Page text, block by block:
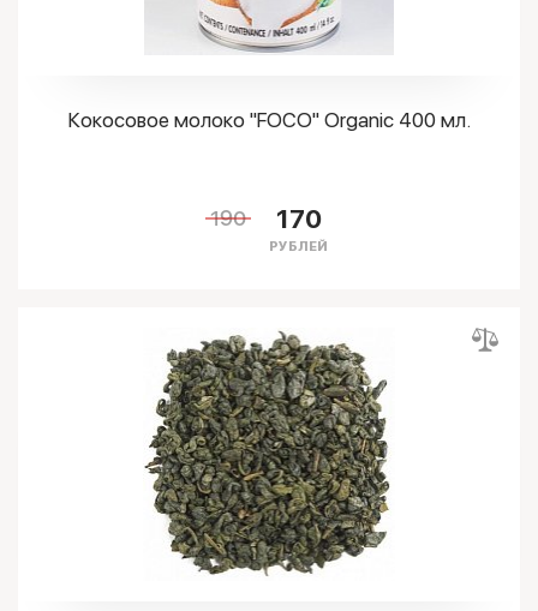
Кокосовое молоко "FOCO" Organic 400 мл.
190 170
РУБЛЕЙ